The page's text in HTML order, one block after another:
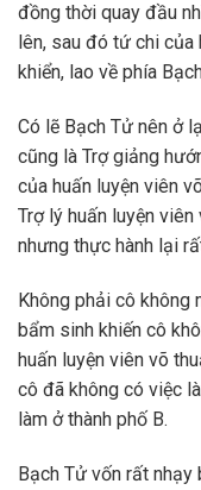
đồng thời quay đầu
lên, sau đó tứ chi
khiển, lao về phía
Có lẽ Bạch Tử nên ở
cũng là Trợ giảng
của huấn luyện viên
Trợ lý huấn luyện
nhưng thực hành lại
Không phải cô không
bẩm sinh khiến cô
huấn luyện viên võ
cô đã không có việc
làm ở thành phố B.
Bạch Tử vốn rất